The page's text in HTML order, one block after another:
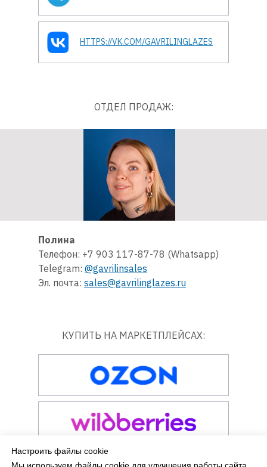
ОТДЕЛ ПРОДАЖ:
КУПИТЬ НА МАРКЕТПЛЕЙСАХ:
HTTPS://VK.COM/GAVRILINGLAZES
Полина
Телефон: +7 903 117-87-78 (Whatsapp)
Telegram: @gavrilinsales
Эл. почта: sales@gavrilinglazes.ru
Настроить файлы cookie
Мы используем файлы cookie для улучшения работы сайта